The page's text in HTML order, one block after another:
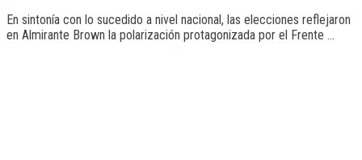
En sintonía con lo sucedido a nivel nacional, las elecciones reflejaron
en Almirante Brown la polarización protagonizada por el Frente ...